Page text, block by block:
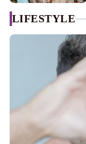
LIFESTYLE